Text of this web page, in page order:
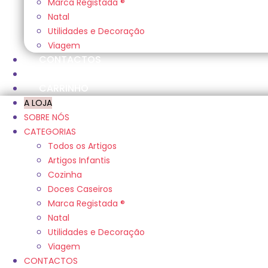
Marca Registada ®
Natal
Utilidades e Decoração
Viagem
CONTACTOS
CARRINHO
A LOJA
SOBRE NÓS
CATEGORIAS
Todos os Artigos
Artigos Infantis
Cozinha
Doces Caseiros
Marca Registada ®
Natal
Utilidades e Decoração
Viagem
CONTACTOS